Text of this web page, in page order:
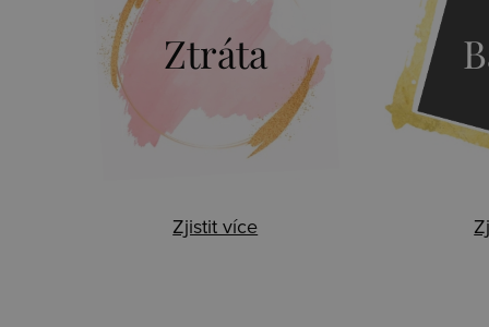
Ztráta
Zjistit více